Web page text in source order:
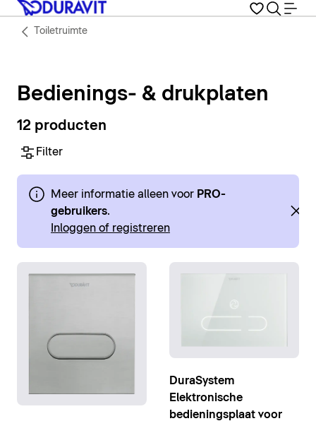
Toiletruimte
Bedienings- & drukplaten
12 producten
Filter
Meer informatie alleen voor PRO-
gebruikers.
Inloggen of registreren
DuraSystem
Elektronische
bedieningsplaat voor